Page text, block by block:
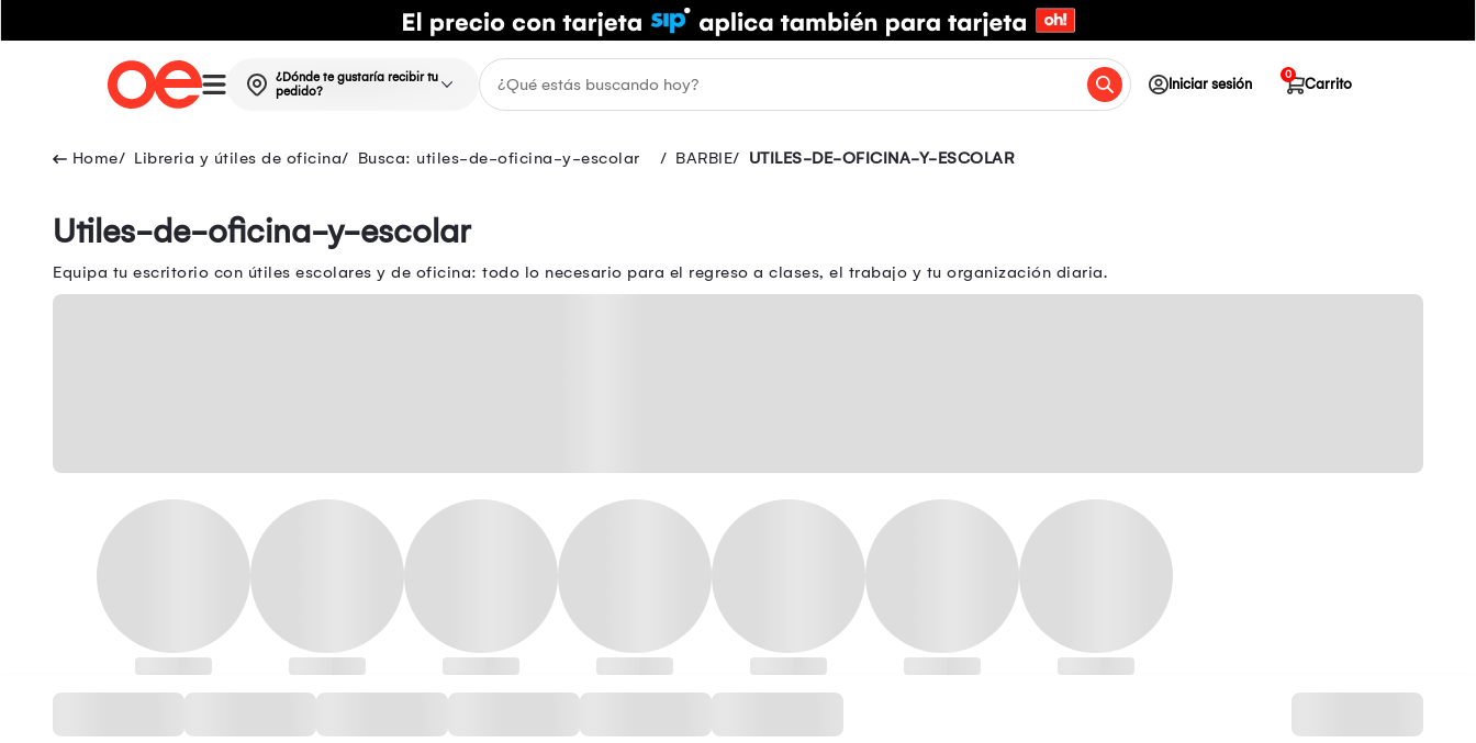
¿Dónde te gustaría recibir tu
pedido?
Iniciar sesión Carrito
0
Libreria y útiles de oficina Busca: utiles-de-oficina-y-escolar BARBIE UTILES-DE-OFICINA-Y-ESCOLAR
Utiles-de-oficina-y-escolar
Equipa tu escritorio con útiles escolares y de oficina: todo lo necesario para el regreso a clases, el trabajo y tu organización diaria.